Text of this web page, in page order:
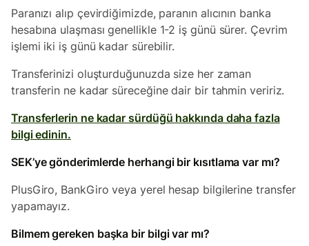
Paranızı alıp çevirdiğimizde, paranın alıcının banka
hesabına ulaşması genellikle 1-2 iş günü sürer. Çevrim
işlemi iki iş günü kadar sürebilir.
Transferinizi oluşturduğunuzda size her zaman
transferin ne kadar süreceğine dair bir tahmin veririz.
Transferlerin ne kadar sürdüğü hakkında daha fazla
bilgi edinin.
SEK’ye gönderimlerde herhangi bir kısıtlama var mı?
PlusGiro, BankGiro veya yerel hesap bilgilerine transfer
yapamayız.
Bilmem gereken başka bir bilgi var mı?